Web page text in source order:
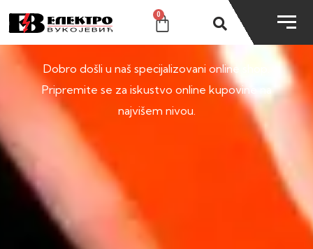
0
SHOP
Dobro došli u naš specijalizovani online shop.
Pripremite se za iskustvo online kupovine na
najvišem nivou.